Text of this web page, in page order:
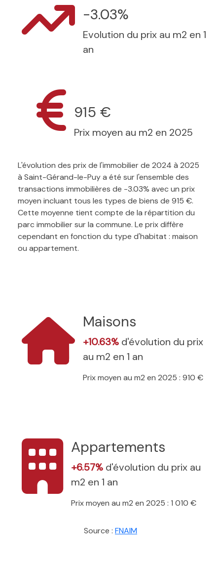
-3.03%
Evolution du prix au m2 en 1
an
915 €
Prix moyen au m2 en 2025
L'évolution des prix de l'immobilier de 2024 à 2025
à Saint-Gérand-le-Puy a été sur l'ensemble des
transactions immobilières de -3.03% avec un prix
moyen incluant tous les types de biens de 915 €.
Cette moyenne tient compte de la répartition du
parc immobilier sur la commune. Le prix diffère
cependant en fonction du type d'habitat : maison
ou appartement.
Maisons
+10.63% d'évolution du prix
au m2 en 1 an
Prix moyen au m2 en 2025 : 910 €
Appartements
+6.57% d'évolution du prix au
m2 en 1 an
Prix moyen au m2 en 2025 : 1 010 €
Source : FNAIM